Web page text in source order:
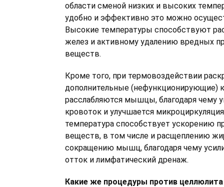
области сменой низких и высоких
удобно и эффективно это можно
Высокие температуры способствуют
желез и активному удалению вредных
веществ.
Кроме того, при термовоздействии
дополнительные (нефункционирующие)
расслабляются мышцы, благодаря чему
кровоток и улучшается
температура способствует ускорению
веществ, в том числе и расщеплению
сокращению мышц, благодаря чему
отток и лимфатический дренаж.
Какие же процедуры против